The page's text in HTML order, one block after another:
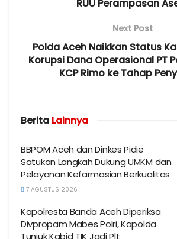
RUU Perampasan
Next Post
Polda Aceh Naikkan Status
Korupsi Dana Operasional PT
KCP Rimo ke Tahap
Berita Lainnya
BBPOM Aceh dan Dinkes Pidie
Satukan Langkah Dukung UMKM dan
Pelayanan Kefarmasian Berkualitas
7 AGUSTUS 2026
Kapolresta Banda Aceh Diperiksa
Divpropam Mabes Polri, Kapolda
Tunjuk Kabid TIK Jadi Plt